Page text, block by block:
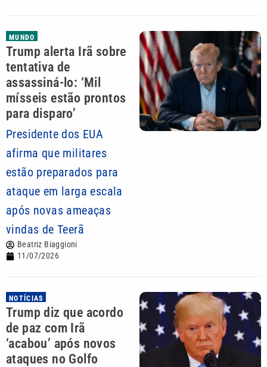
MUNDO
Trump alerta Irã sobre
tentativa de
assassiná-lo: ‘Mil
mísseis estão prontos
para disparo’
Presidente dos EUA
afirma que militares
estão preparados para
ataque em larga escala
após novas ameaças
vindas de Teerã
Beatriz Biaggioni
11/07/2026
NOTÍCIAS
Trump diz que acordo
de paz com Irã
‘acabou’ após novos
ataques no Golfo